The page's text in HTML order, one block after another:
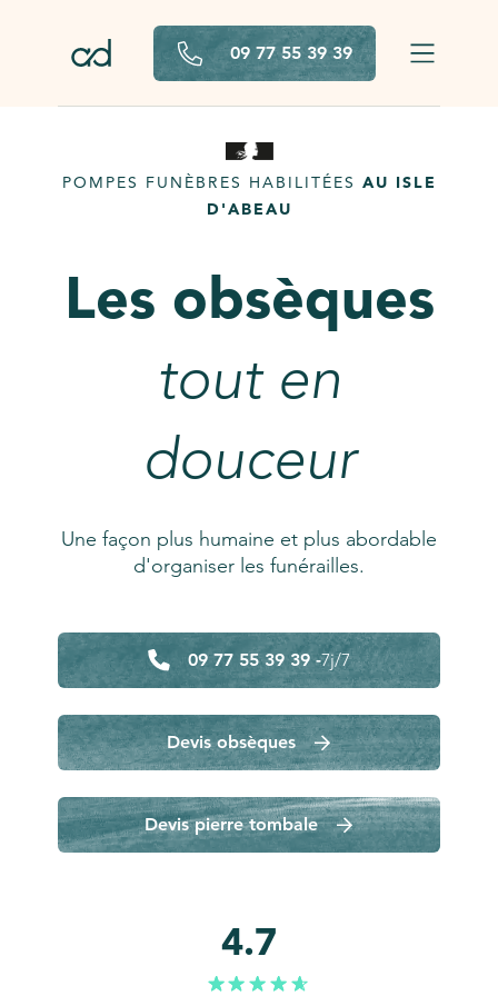
09 77 55 39 39
POMPES FUNÈBRES HABILITÉES AU ISLE
D'ABEAU
Les obsèques
tout en
douceur
Une façon plus humaine et plus abordable
d'organiser les funérailles.
09 77 55 39 39 -7j/7
Devis obsèques
Devis pierre tombale
4.7